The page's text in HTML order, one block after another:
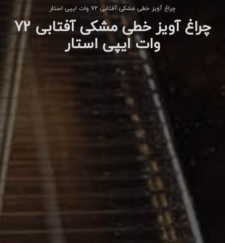
چراغ آویز خطی مشکی آفتابی 72 وات ایپی استار
چراغ آویز خطی مشکی آفتابی 72
وات ایپی استار